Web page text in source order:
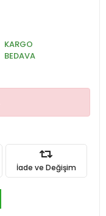
KARGO
BEDAVA
İade ve Değişim